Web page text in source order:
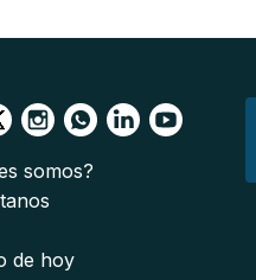
somos?
de hoy